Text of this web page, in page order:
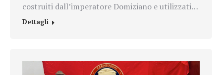
costruiti dall’imperatore Domiziano e utilizzati…
Dettagli